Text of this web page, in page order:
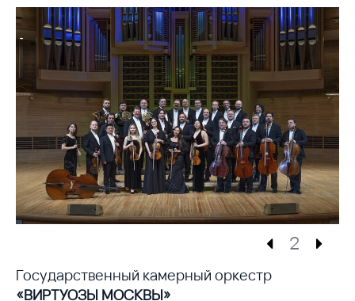
2
Государственный камерный оркестр
«ВИРТУОЗЫ МОСКВЫ»